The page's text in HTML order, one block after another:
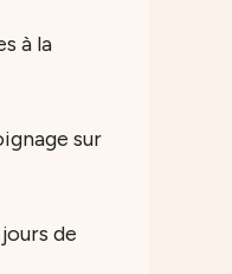
à la
sur
de